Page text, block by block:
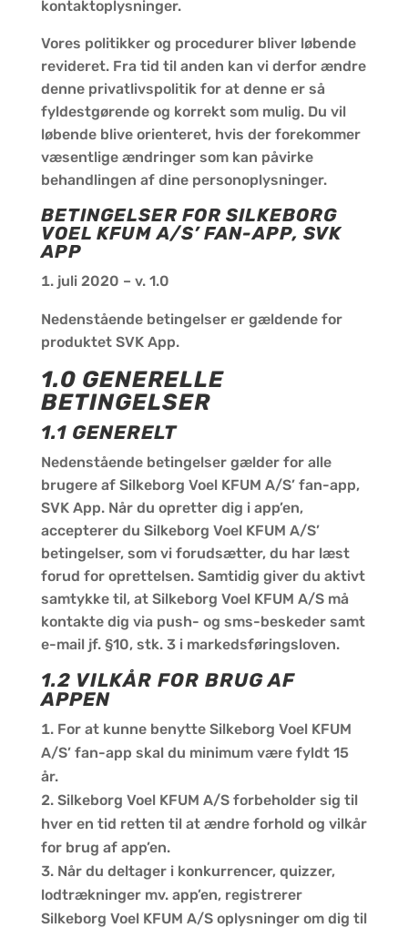
kontaktoplysninger.
Vores politikker og procedurer bliver løbende
revideret. Fra tid til anden kan vi derfor ændre
denne privatlivspolitik for at denne er så
fyldestgørende og korrekt som mulig. Du vil
løbende blive orienteret, hvis der forekommer
væsentlige ændringer som kan påvirke
behandlingen af dine personoplysninger.
BETINGELSER FOR SILKEBORG
VOEL KFUM A/S’ FAN-APP, SVK
APP
juli 2020 – v. 1.0
Nedenstående betingelser er gældende for
produktet SVK App.
1.0 GENERELLE
BETINGELSER
1.1 GENERELT
Nedenstående betingelser gælder for alle
brugere af Silkeborg Voel KFUM A/S’ fan-app,
SVK App. Når du opretter dig i app’en,
accepterer du Silkeborg Voel KFUM A/S’
betingelser, som vi forudsætter, du har læst
forud for oprettelsen. Samtidig giver du aktivt
samtykke til, at Silkeborg Voel KFUM A/S må
kontakte dig via push- og sms-beskeder samt
e-mail jf. §10, stk. 3 i markedsføringsloven.
1.2 VILKÅR FOR BRUG AF
APPEN
For at kunne benytte Silkeborg Voel KFUM
A/S’ fan-app skal du minimum være fyldt 15
år.
Silkeborg Voel KFUM A/S forbeholder sig til
hver en tid retten til at ændre forhold og vilkår
for brug af app’en.
Når du deltager i konkurrencer, quizzer,
lodtrækninger mv. app’en, registrerer
Silkeborg Voel KFUM A/S oplysninger om dig til